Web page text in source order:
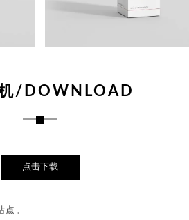
/DOWNLOAD
点击下载
。